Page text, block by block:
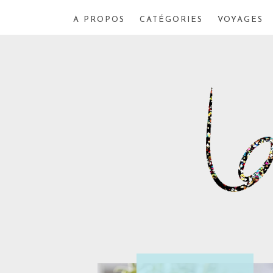
A PROPOS CATÉGORIES VOYAGES